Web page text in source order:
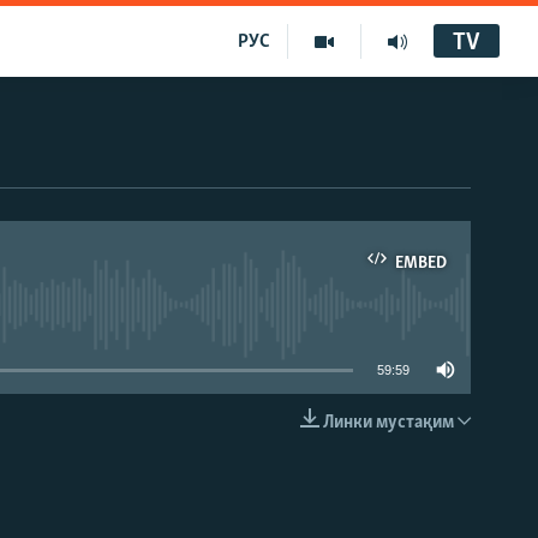
РУС TV
EMBED
EMBED
59:59
Линки мустақим